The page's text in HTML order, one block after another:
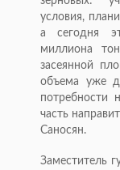
условия,
а сегодня
миллиона
засеянной
объема уже
потребности
часть
Саносян.
Заместитель